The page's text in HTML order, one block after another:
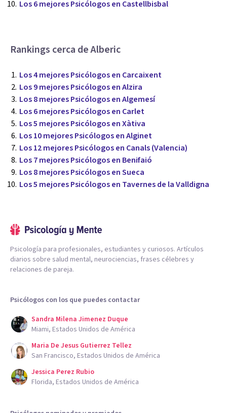
Los 6 mejores Psicólogos en Castellbisbal
Rankings cerca de Alberic
Los 4 mejores Psicólogos en Carcaixent
Los 9 mejores Psicólogos en Alzira
Los 8 mejores Psicólogos en Algemesí
Los 6 mejores Psicólogos en Carlet
Los 5 mejores Psicólogos en Xàtiva
Los 10 mejores Psicólogos en Alginet
Los 12 mejores Psicólogos en Canals (Valencia)
Los 7 mejores Psicólogos en Benifaió
Los 8 mejores Psicólogos en Sueca
Los 5 mejores Psicólogos en Tavernes de la Valldigna
Psicología para profesionales, estudiantes y curiosos. Artículos
diarios sobre salud mental, neurociencias, frases célebres y
relaciones de pareja.
Psicólogos con los que puedes contactar
Sandra Milena Jimenez Duque
Miami, Estados Unidos de América
Maria De Jesus Gutierrez Tellez
San Francisco, Estados Unidos de América
Jessica Perez Rubio
Florida, Estados Unidos de América